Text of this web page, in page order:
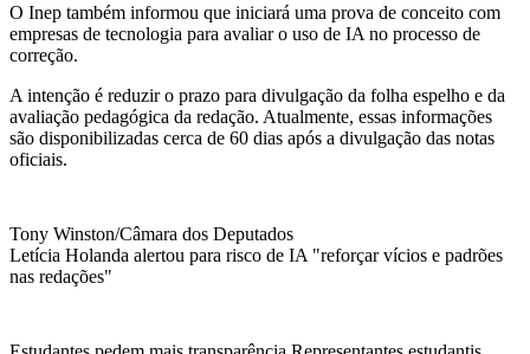
O Inep também informou que iniciará uma prova de conceito com
empresas de tecnologia para avaliar o uso de IA no processo de
correção.
A intenção é reduzir o prazo para divulgação da folha espelho e da
avaliação pedagógica da redação. Atualmente, essas informações
são disponibilizadas cerca de 60 dias após a divulgação das notas
oficiais.
Tony Winston/Câmara dos Deputados
Letícia Holanda alertou para risco de IA "reforçar vícios e padrões
nas redações"